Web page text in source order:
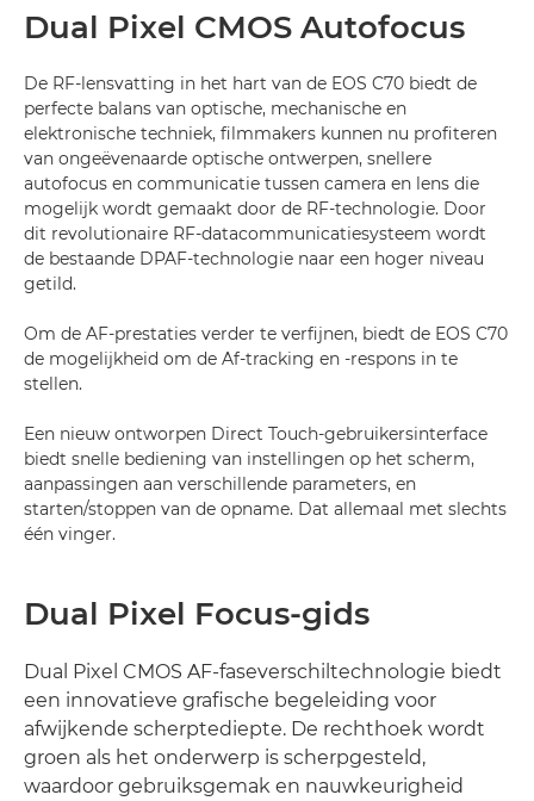
PROFESSIONELE INTERFACE
Dual Pixel CMOS Autofocus
De RF-lensvatting in het hart van de EOS C70 biedt de
perfecte balans van optische, mechanische en
elektronische techniek, filmmakers kunnen nu profiteren
van ongeëvenaarde optische ontwerpen, snellere
autofocus en communicatie tussen camera en lens die
mogelijk wordt gemaakt door de RF-technologie. Door
dit revolutionaire RF-datacommunicatiesysteem wordt
de bestaande DPAF-technologie naar een hoger niveau
getild.
Om de AF-prestaties verder te verfijnen, biedt de EOS C70
de mogelijkheid om de Af-tracking en -respons in te
stellen.
Een nieuw ontworpen Direct Touch-gebruikersinterface
biedt snelle bediening van instellingen op het scherm,
aanpassingen aan verschillende parameters, en
starten/stoppen van de opname. Dat allemaal met slechts
één vinger.
Dual Pixel Focus-gids
Dual Pixel CMOS AF-faseverschiltechnologie biedt
een innovatieve grafische begeleiding voor
afwijkende scherptediepte. De rechthoek wordt
groen als het onderwerp is scherpgesteld,
waardoor gebruiksgemak en nauwkeurigheid